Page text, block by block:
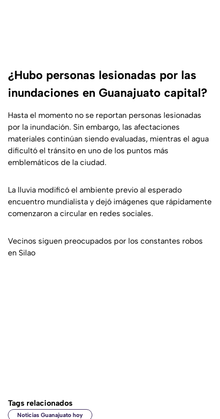
¿Hubo personas lesionadas por las
inundaciones en Guanajuato capital?
Hasta el momento no se reportan personas lesionadas
por la inundación. Sin embargo, las afectaciones
materiales continúan siendo evaluadas, mientras el agua
dificultó el tránsito en uno de los puntos más
emblemáticos de la ciudad.
La lluvia modificó el ambiente previo al esperado
encuentro mundialista y dejó imágenes que rápidamente
comenzaron a circular en redes sociales.
Vecinos siguen preocupados por los constantes robos
en Silao
Tags relacionados
Noticias Guanajuato hoy